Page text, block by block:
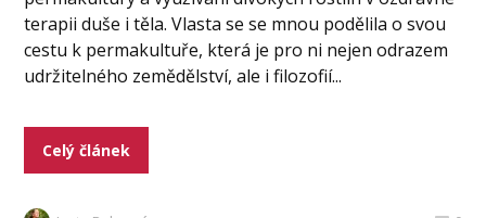
terapii duše i těla. Vlasta se se mnou podělila o svou
cestu k permakultuře, která je pro ni nejen odrazem
udržitelného zemědělství, ale i filozofií...
Celý článek